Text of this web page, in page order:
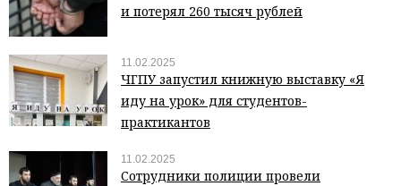
и потерял 260 тысяч рублей
11.02.2025
ЧГПУ запустил книжную выставку «Я
иду на урок» для студентов-
практикантов
11.02.2025
Сотрудники полиции провели